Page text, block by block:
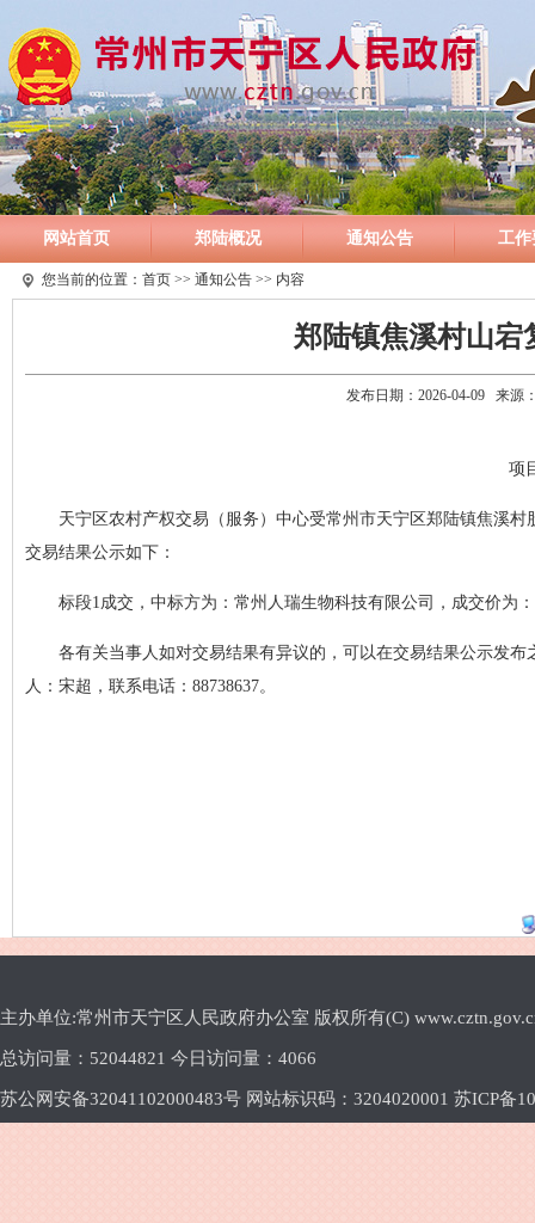
网站首页 郑陆概况 通知公告 工作
您当前的位置： 首页 >> 通知公告 >> 内容
郑陆镇焦溪村山宕
发布日期：2026-04-09 来源
项
天宁区农村产权交易（服务）中心受常州市天宁区郑陆镇焦溪
交易结果公示如下：
标段1成交，中标方为：常州人瑞生物科技有限公司，成交价为
各有关当事人如对交易结果有异议的，可以在交易结果公示发
人：宋超，联系电话：88738637。
主办单位:常州市天宁区人民政府办公室 版权所有(C)
总访问量： 52044821 今日访问量： 4066
苏公网安备32041102000483号 网站标识码：3204020001 苏ICP备